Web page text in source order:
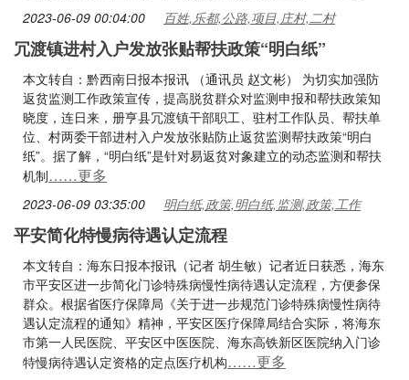
2023-06-09 00:04:00 百姓,乐都,公路,项目,庄村,二村
冗渡镇进村入户发放张贴帮扶政策“明白纸”
本文转自：黔西南日报本报讯 （通讯员 赵文彬） 为切实加强防
返贫监测工作政策宣传，提高脱贫群众对监测申报和帮扶政策知
晓度，连日来，册亨县冗渡镇干部职工、驻村工作队员、帮扶单
位、村两委干部进村入户发放张贴防止返贫监测帮扶政策“明白
纸”。据了解，“明白纸”是针对易返贫对象建立的动态监测和帮扶
机制……更多
2023-06-09 03:35:00 明白纸,政策,明白纸,监测,政策,工作
平安简化特慢病待遇认定流程
本文转自：海东日报本报讯（记者 胡生敏）记者近日获悉，海东
市平安区进一步简化门诊特殊病慢性病待遇认定流程，方便参保
群众。根据省医疗保障局《关于进一步规范门诊特殊病慢性病待
遇认定流程的通知》精神，平安区医疗保障局结合实际，将海东
市第一人民医院、平安区中医医院、海东高铁新区医院纳入门诊
特慢病待遇认定资格的定点医疗机构……更多